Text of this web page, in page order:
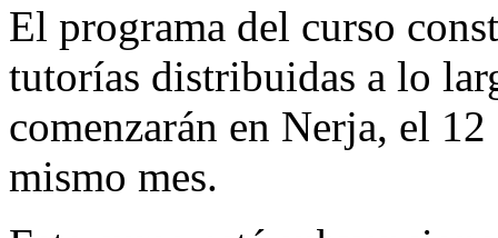
El programa del curso
tutorías distribuidas a lo
comenzarán en Nerja, el
mismo mes.